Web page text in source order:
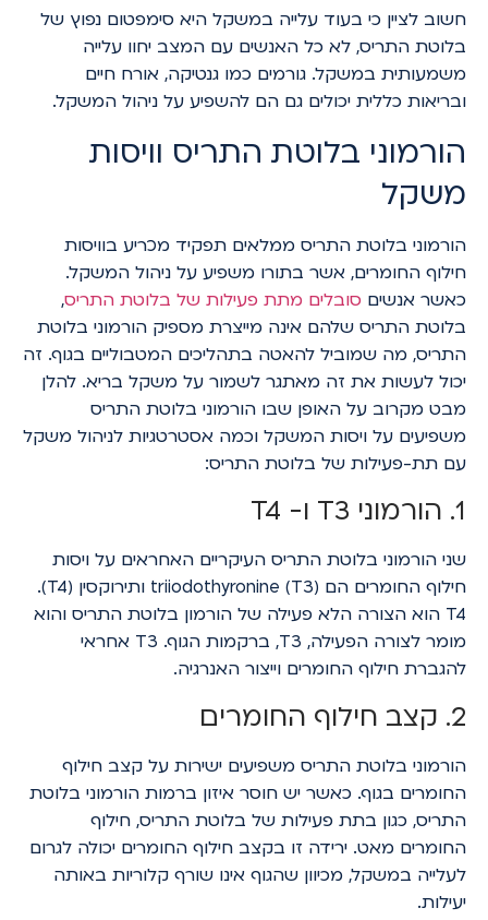
חשוב לציין כי בעוד עלייה במשקל היא סימפטום נפוץ של
בלוטת התריס, לא כל האנשים עם המצב יחוו עלייה
משמעותית במשקל. גורמים כמו גנטיקה, אורח חיים
ובריאות כללית יכולים גם הם להשפיע על ניהול המשקל.
הורמוני בלוטת התריס וויסות
משקל
הורמוני בלוטת התריס ממלאים תפקיד מכריע בוויסות
חילוף החומרים, אשר בתורו משפיע על ניהול המשקל.
כאשר אנשים סובלים מתת פעילות של בלוטת התריס,
בלוטת התריס שלהם אינה מייצרת מספיק הורמוני בלוטת
התריס, מה שמוביל להאטה בתהליכים המטבוליים בגוף. זה
יכול לעשות את זה מאתגר לשמור על משקל בריא. להלן
מבט מקרוב על האופן שבו הורמוני בלוטת התריס
משפיעים על ויסות המשקל וכמה אסטרטגיות לניהול משקל
עם תת-פעילות של בלוטת התריס:
1. הורמוני T3 ו- T4
שני הורמוני בלוטת התריס העיקריים האחראים על ויסות
חילוף החומרים הם triiodothyronine (T3) ותירוקסין (T4).
T4 הוא הצורה הלא פעילה של הורמון בלוטת התריס והוא
מומר לצורה הפעילה, T3, ברקמות הגוף. T3 אחראי
להגברת חילוף החומרים וייצור האנרגיה.
2. קצב חילוף החומרים
הורמוני בלוטת התריס משפיעים ישירות על קצב חילוף
החומרים בגוף. כאשר יש חוסר איזון ברמות הורמוני בלוטת
התריס, כגון בתת פעילות של בלוטת התריס, חילוף
החומרים מאט. ירידה זו בקצב חילוף החומרים יכולה לגרום
לעלייה במשקל, מכיוון שהגוף אינו שורף קלוריות באותה
יעילות.